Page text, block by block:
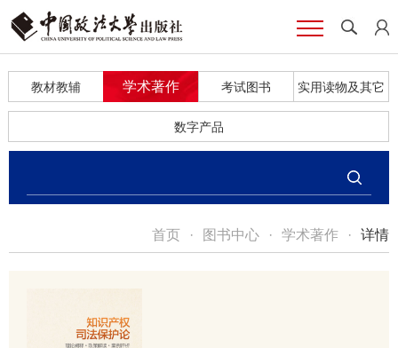
教材教辅 学术著作 考试图书 实用读物及其它
数字产品
首页 · 图书中心 · 学术著作 · 详情